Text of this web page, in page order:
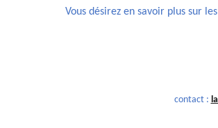
Vous désirez en savoir plus sur
contact :